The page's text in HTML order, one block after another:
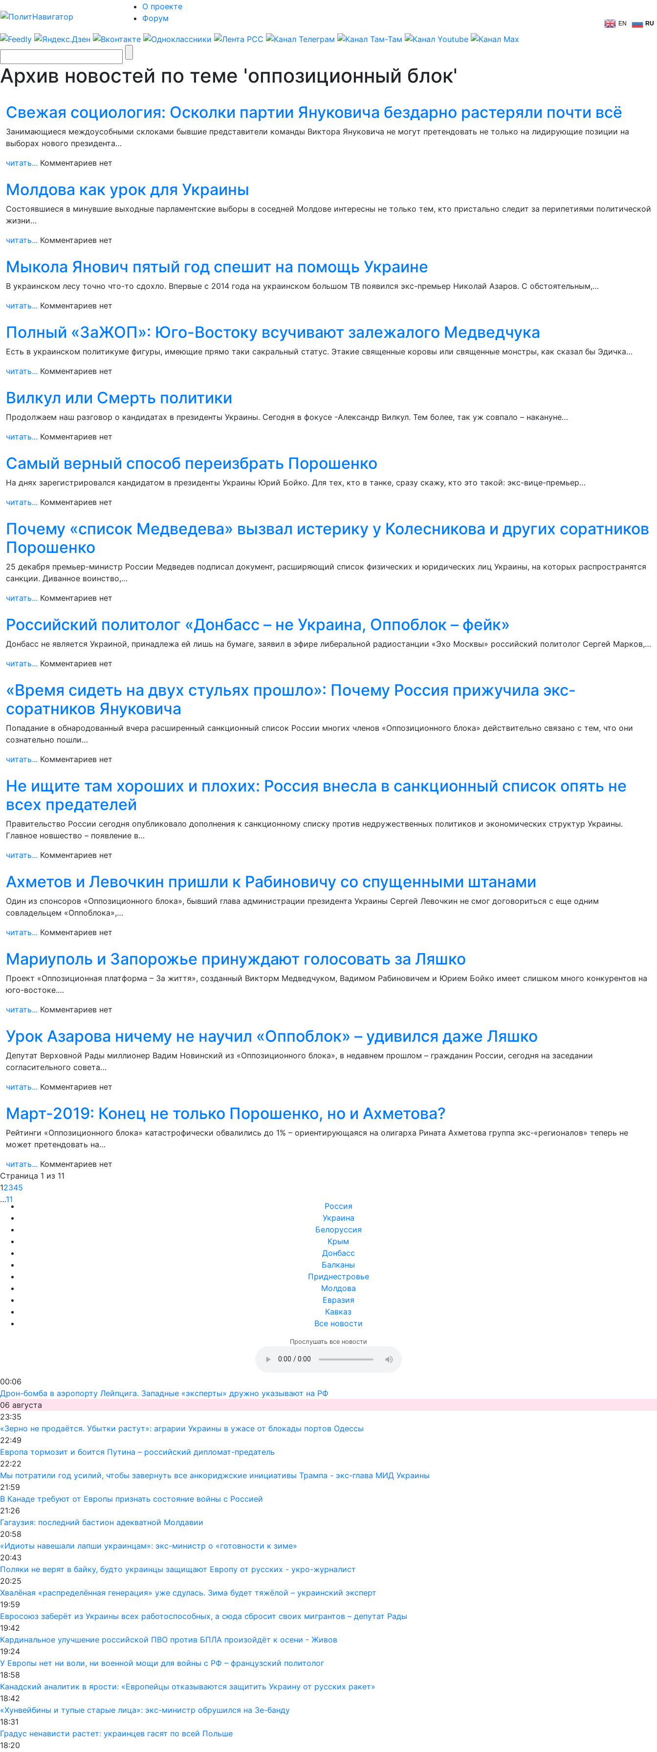
О проекте
Форум
EN RU
Архив новостей по теме 'оппозиционный блок'
Свежая социология: Осколки партии Януковича бездарно растеряли почти всё
Занимающиеся междоусобными склоками бывшие представители команды Виктора Януковича не могут претендовать не только на лидирующие позиции на
выборах нового президента…
читать... Комментариев нет
Молдова как урок для Украины
Состоявшиеся в минувшие выходные парламентские выборы в соседней Молдове интересны не только тем, кто пристально следит за перипетиями политической
жизни…
читать... Комментариев нет
Мыкола Янович пятый год спешит на помощь Украине
В украинском лесу точно что-то сдохло. Впервые с 2014 года на украинском большом ТВ появился экс-премьер Николай Азаров. С обстоятельным,…
читать... Комментариев нет
Полный «ЗаЖОП»: Юго-Востоку всучивают залежалого Медведчука
Есть в украинском политикуме фигуры, имеющие прямо таки сакральный статус. Этакие священные коровы или священные монстры, как сказал бы Эдичка…
читать... Комментариев нет
Вилкул или Смерть политики
Продолжаем наш разговор о кандидатах в президенты Украины. Сегодня в фокусе -Александр Вилкул. Тем более, так уж совпало – накануне…
читать... Комментариев нет
Самый верный способ переизбрать Порошенко
На днях зарегистрировался кандидатом в президенты Украины Юрий Бойко. Для тех, кто в танке, сразу скажу, кто это такой: экс-вице-премьер…
читать... Комментариев нет
Почему «список Медведева» вызвал истерику у Колесникова и других соратников
Порошенко
25 декабря премьер-министр России Медведев подписал документ, расширяющий список физических и юридических лиц Украины, на которых распространятся
санкции. Диванное воинство,…
читать... Комментариев нет
Российский политолог «Донбасс – не Украина, Оппоблок – фейк»
Донбасс не является Украиной, принадлежа ей лишь на бумаге, заявил в эфире либеральной радиостанции «Эхо Москвы» российский политолог Сергей Марков,…
читать... Комментариев нет
«Время сидеть на двух стульях прошло»: Почему Россия прижучила экс-
соратников Януковича
Попадание в обнародованный вчера расширенный санкционный список России многих членов «Оппозиционного блока» действительно связано с тем, что они
сознательно пошли…
читать... Комментариев нет
Не ищите там хороших и плохих: Россия внесла в санкционный список опять не
всех предателей
Правительство России сегодня опубликовало дополнения к санкционному списку против недружественных политиков и экономических структур Украины.
Главное новшество – появление в…
читать... Комментариев нет
Ахметов и Левочкин пришли к Рабиновичу со спущенными штанами
Один из спонсоров «Оппозиционного блока», бывший глава администрации президента Украины Сергей Левочкин не смог договориться с еще одним
совладельцем «Оппоблока»,…
читать... Комментариев нет
Мариуполь и Запорожье принуждают голосовать за Ляшко
Проект «Оппозиционная платформа – За життя», созданный Викторм Медведчуком, Вадимом Рабиновичем и Юрием Бойко имеет слишком много конкурентов на
юго-востоке.…
читать... Комментариев нет
Урок Азарова ничему не научил «Оппоблок» – удивился даже Ляшко
Депутат Верховной Рады миллионер Вадим Новинский из «Оппозиционного блока», в недавнем прошлом – гражданин России, сегодня на заседании
согласительного совета…
читать... Комментариев нет
Март-2019: Конец не только Порошенко, но и Ахметова?
Рейтинги «Оппозиционного блока» катастрофически обвалились до 1% – ориентирующаяся на олигарха Рината Ахметова группа экс-«регионалов» теперь не
может претендовать на…
читать... Комментариев нет
Страница 1 из 11
12345
…11
Россия
Украина
Белоруссия
Крым
Донбасс
Балканы
Приднестровье
Молдова
Евразия
Кавказ
Все новости
Прослушать все новости
00:06
Дрон-бомба в аэропорту Лейпцига. Западные «эксперты» дружно указывают на РФ
06 августа
23:35
«Зерно не продаётся. Убытки растут»: аграрии Украины в ужасе от блокады портов Одессы
22:49
Европа тормозит и боится Путина – российский дипломат-предатель
22:22
Мы потратили год усилий, чтобы завернуть все анкориджские инициативы Трампа - экс-глава МИД Украины
21:59
В Канаде требуют от Европы признать состояние войны с Россией
21:26
Гагаузия: последний бастион адекватной Молдавии
20:58
«Идиоты навешали лапши украинцам»: экс-министр о «готовности к зиме»
20:43
Поляки не верят в байку, будто украинцы защищают Европу от русских - укро-журналист
20:25
Хвалёная «распределённая генерация» уже сдулась. Зима будет тяжёлой – украинский эксперт
19:59
Евросоюз заберёт из Украины всех работоспособных, а сюда сбросит своих мигрантов – депутат Рады
19:42
Кардинальное улучшение российской ПВО против БПЛА произойдёт к осени - Живов
19:24
У Европы нет ни воли, ни военной мощи для войны с РФ – французский политолог
18:58
Канадский аналитик в ярости: «Европейцы отказываются защитить Украину от русских ракет»
18:42
«Хунвейбины и тупые старые лица»: экс-министр обрушился на Зе-банду
18:31
Градус ненависти растет: украинцев гасят по всей Польше
18:20